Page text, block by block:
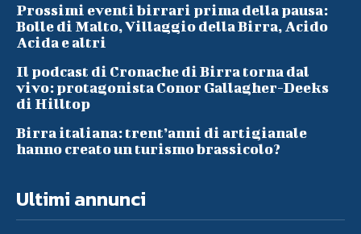
Prossimi eventi birrari prima della pausa:
Bolle di Malto, Villaggio della Birra, Acido
Acida e altri
Il podcast di Cronache di Birra torna dal
vivo: protagonista Conor Gallagher-Deeks
di Hilltop
Birra italiana: trent’anni di artigianale
hanno creato un turismo brassicolo?
Ultimi annunci